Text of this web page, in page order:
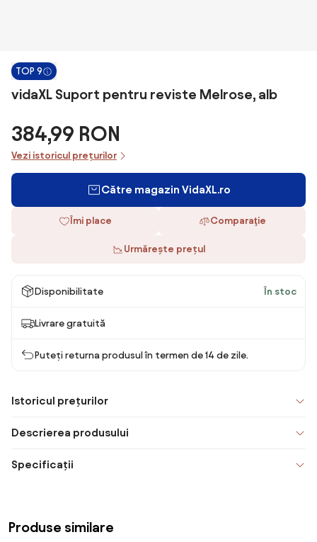
TOP 9
vidaXL Suport pentru reviste Melrose, alb
384,99 RON
Vezi istoricul prețurilor
Către magazin VidaXL.ro
Îmi place Comparaţie
Urmărește prețul
Disponibilitate În stoc
Livrare gratuită
Puteți returna produsul în termen de 14 de zile.
Istoricul prețurilor
Descrierea produsului
Specificații
Produse similare